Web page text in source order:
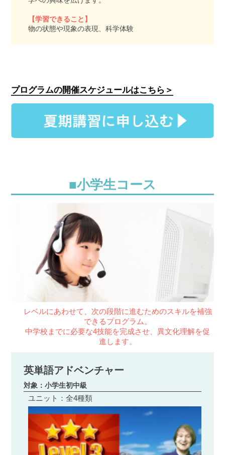
【学習できること】
物の状態や現象の表現、科学体験
プログラムの開催スケジュールはこちら＞
■小学生コース
レベルにあわせて、次の段階に進むためのスキルを補強
できるプログラム。
中学校までに必要な4技能を完成させ、異文化理解を促
進します。
英単語アドベンチャー
対象：小学生初中級
ユニット：全4種類